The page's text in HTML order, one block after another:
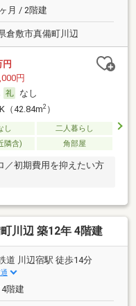
月 / 2階建
倉敷市真備町川辺
円
円
なし
（42.84m2）
し
二人暮らし
隣含) 角部屋
／初期費用を抑えたい方
川辺 築12年 4階建
道 川辺宿駅 徒歩14分
階建